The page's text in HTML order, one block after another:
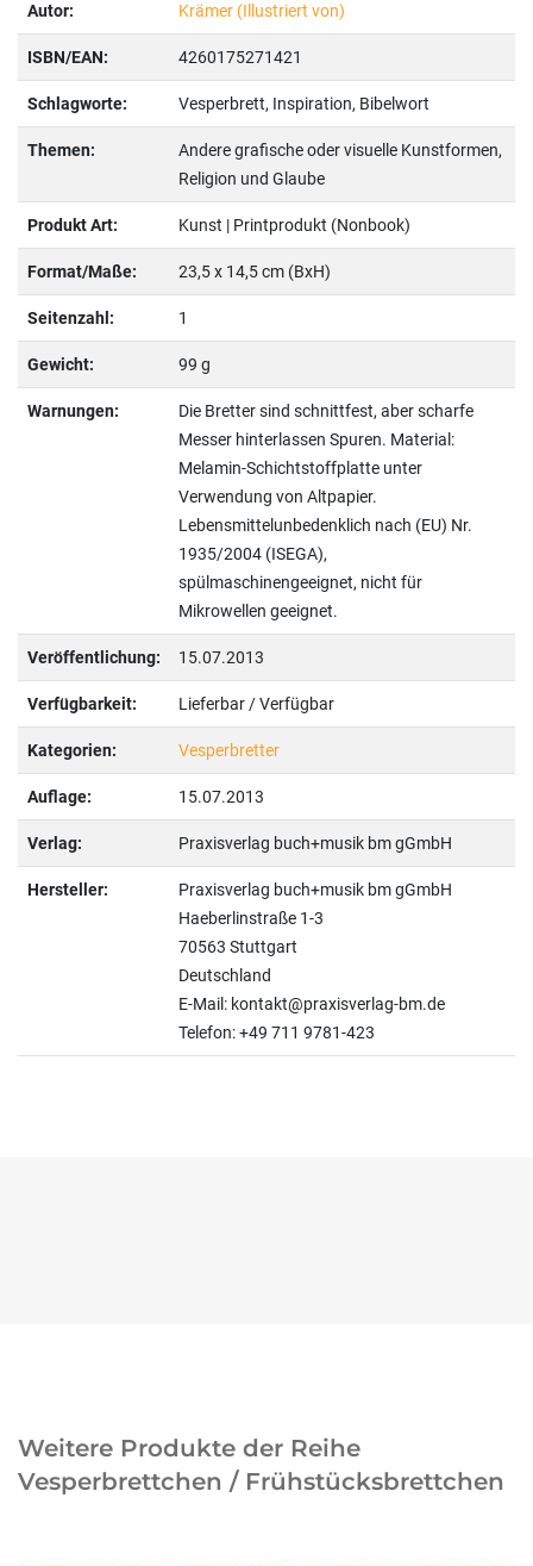
Autor: Krämer (Illustriert von)
ISBN/EAN: 4260175271421
Schlagworte: Vesperbrett, Inspiration, Bibelwort
Themen:
Andere grafische oder visuelle Kunstformen,
Religion und Glaube
Produkt Art: Kunst | Printprodukt (Nonbook)
Format/Maße: 23,5 x 14,5 cm (BxH)
Seitenzahl: 1
Gewicht: 99 g
Warnungen:
Die Bretter sind schnittfest, aber scharfe
Messer hinterlassen Spuren. Material:
Melamin-Schichtstoffplatte unter
Verwendung von Altpapier.
Lebensmittelunbedenklich nach (EU) Nr.
1935/2004 (ISEGA),
spülmaschinengeeignet, nicht für
Mikrowellen geeignet.
Veröffentlichung: 15.07.2013
Verfügbarkeit: Lieferbar / Verfügbar
Kategorien: Vesperbretter
Auflage: 15.07.2013
Verlag: Praxisverlag buch+musik bm gGmbH
Hersteller:
Praxisverlag buch+musik bm gGmbH
Haeberlinstraße 1-3
70563 Stuttgart
Deutschland
E-Mail: kontakt@praxisverlag-bm.de
Telefon: +49 711 9781-423
Weitere Produkte der Reihe
Vesperbrettchen / Frühstücksbrettchen